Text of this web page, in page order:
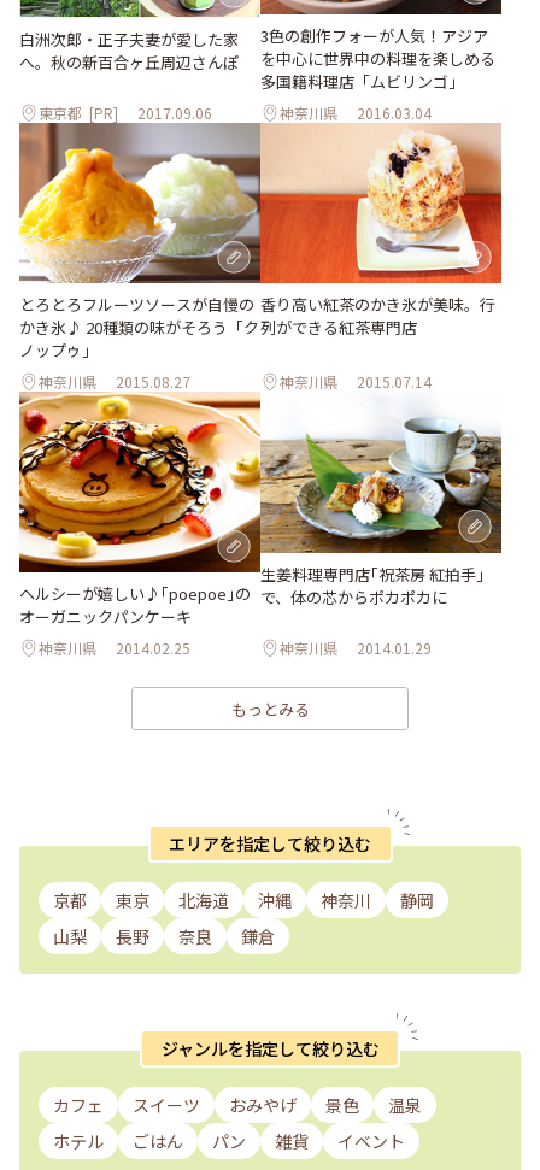
白洲次郎・正子夫妻が愛した家
へ。秋の新百合ヶ丘周辺さんぽ
東京都 [PR] 2017.09.06
3色の創作フォーが人気！アジア
を中心に世界中の料理を楽しめる
多国籍料理店「ムビリンゴ」
神奈川県 2016.03.04
とろとろフルーツソースが自慢の
かき氷♪ 20種類の味がそろう「ク
ノップゥ」
神奈川県 2015.08.27
香り高い紅茶のかき氷が美味。行
列ができる紅茶専門店
神奈川県 2015.07.14
ヘルシーが嬉しい♪｢poepoe｣の
オーガニックパンケーキ
神奈川県 2014.02.25
生姜料理専門店｢祝茶房 紅拍手｣
で、体の芯からポカポカに
神奈川県 2014.01.29
もっとみる
エリアを指定して絞り込む
京都 東京 北海道 沖縄 神奈川
静岡
山梨
長野 奈良 鎌倉
ジャンルを指定して絞り込む
カフェ スイーツ おみやげ 景色
温泉
ホテル
ごはん パン 雑貨 イベント